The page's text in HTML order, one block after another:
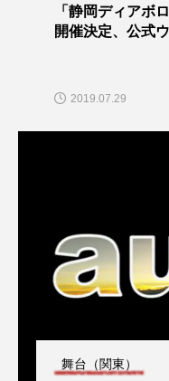
「静岡ディアボ
開催決定、公式
2019.07.29
舞台（関東）